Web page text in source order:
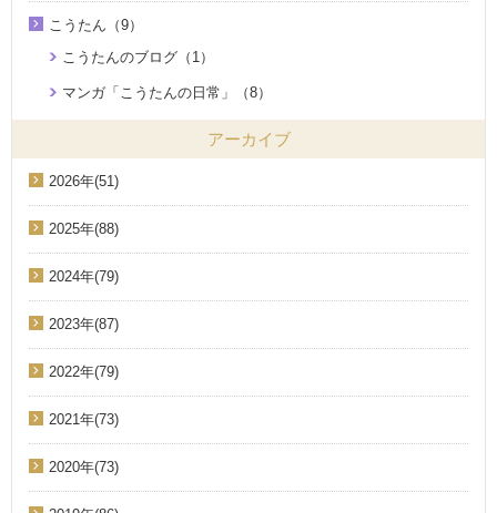
こうたん（9）
こうたんのブログ（1）
マンガ「こうたんの日常」（8）
アーカイブ
2026年(51)
2025年(88)
2024年(79)
2023年(87)
2022年(79)
2021年(73)
2020年(73)